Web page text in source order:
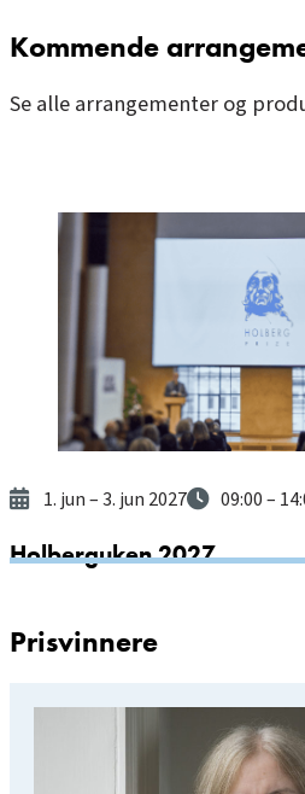
Kommende
Se alle arrangementer og
1. jun– 3. jun 2027 09:00–
Holberguken 2027
Prisvinnere